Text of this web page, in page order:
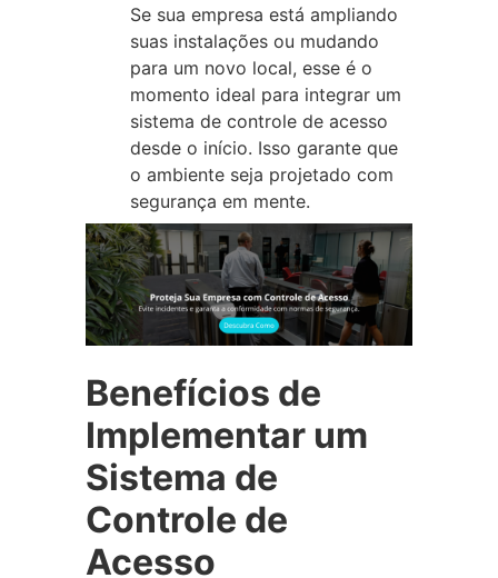
Se sua empresa está ampliando
suas instalações ou mudando
para um novo local, esse é o
momento ideal para integrar um
sistema de controle de acesso
desde o início. Isso garante que
o ambiente seja projetado com
segurança em mente.
Benefícios de
Implementar um
Sistema de
Controle de
Acesso